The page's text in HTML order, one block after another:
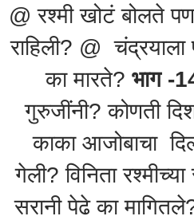
@ रश्मी खोटं बोलते
राहिली? @ चंद्रयाला
का मारते? भाग -
गुरुजींनी? कोणती
काका आजोबाचा
गेली? विनिता
सरानी पेढे का